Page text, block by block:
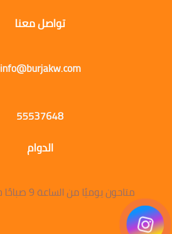
تواصل معنا
info@burjakw.com
55537648
الدوام
متاحون يوميًا من الساعة 9 صباحًا حتى 10 مساءً